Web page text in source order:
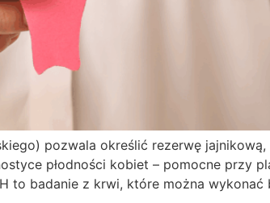
pozwala określić rezerwę
płodności kobiet – pomocne przy
to badanie z krwi, które można